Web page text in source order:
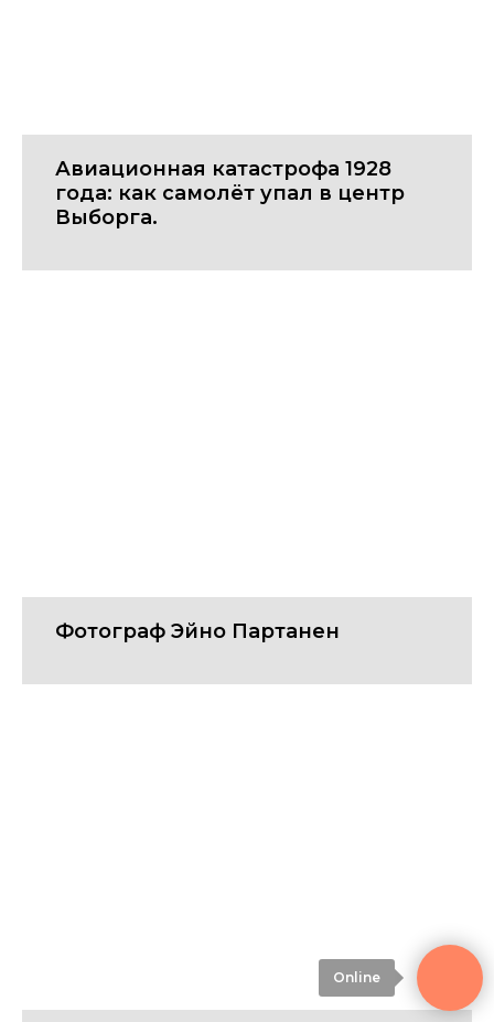
Авиационная катастрофа 1928
года: как самолёт упал в центр
Выборга.
Фотограф Эйно Партанен
Online